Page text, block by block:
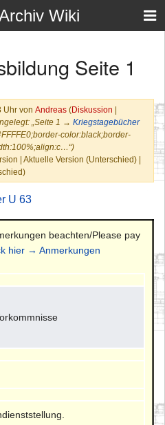
Wiki
Seite 1
Uhr von Andreas (Diskussion |
„Seite 1 → Kriegstagebücher
color:black;border-
| Aktuelle Version (Unterschied) |
U 63
beachten/Please pay
hier → Anmerkungen